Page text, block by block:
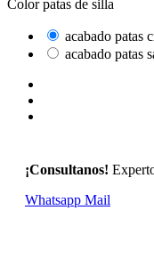
Color patas de silla
acabado patas
acabado patas
¡Consultanos!
Whatsapp Mail